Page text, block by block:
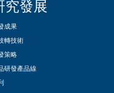
究發展
成果
轉技術
策略
研發產品線